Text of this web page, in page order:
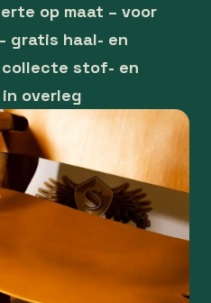
op maat – voor
gratis haal- en
stof- en
overleg